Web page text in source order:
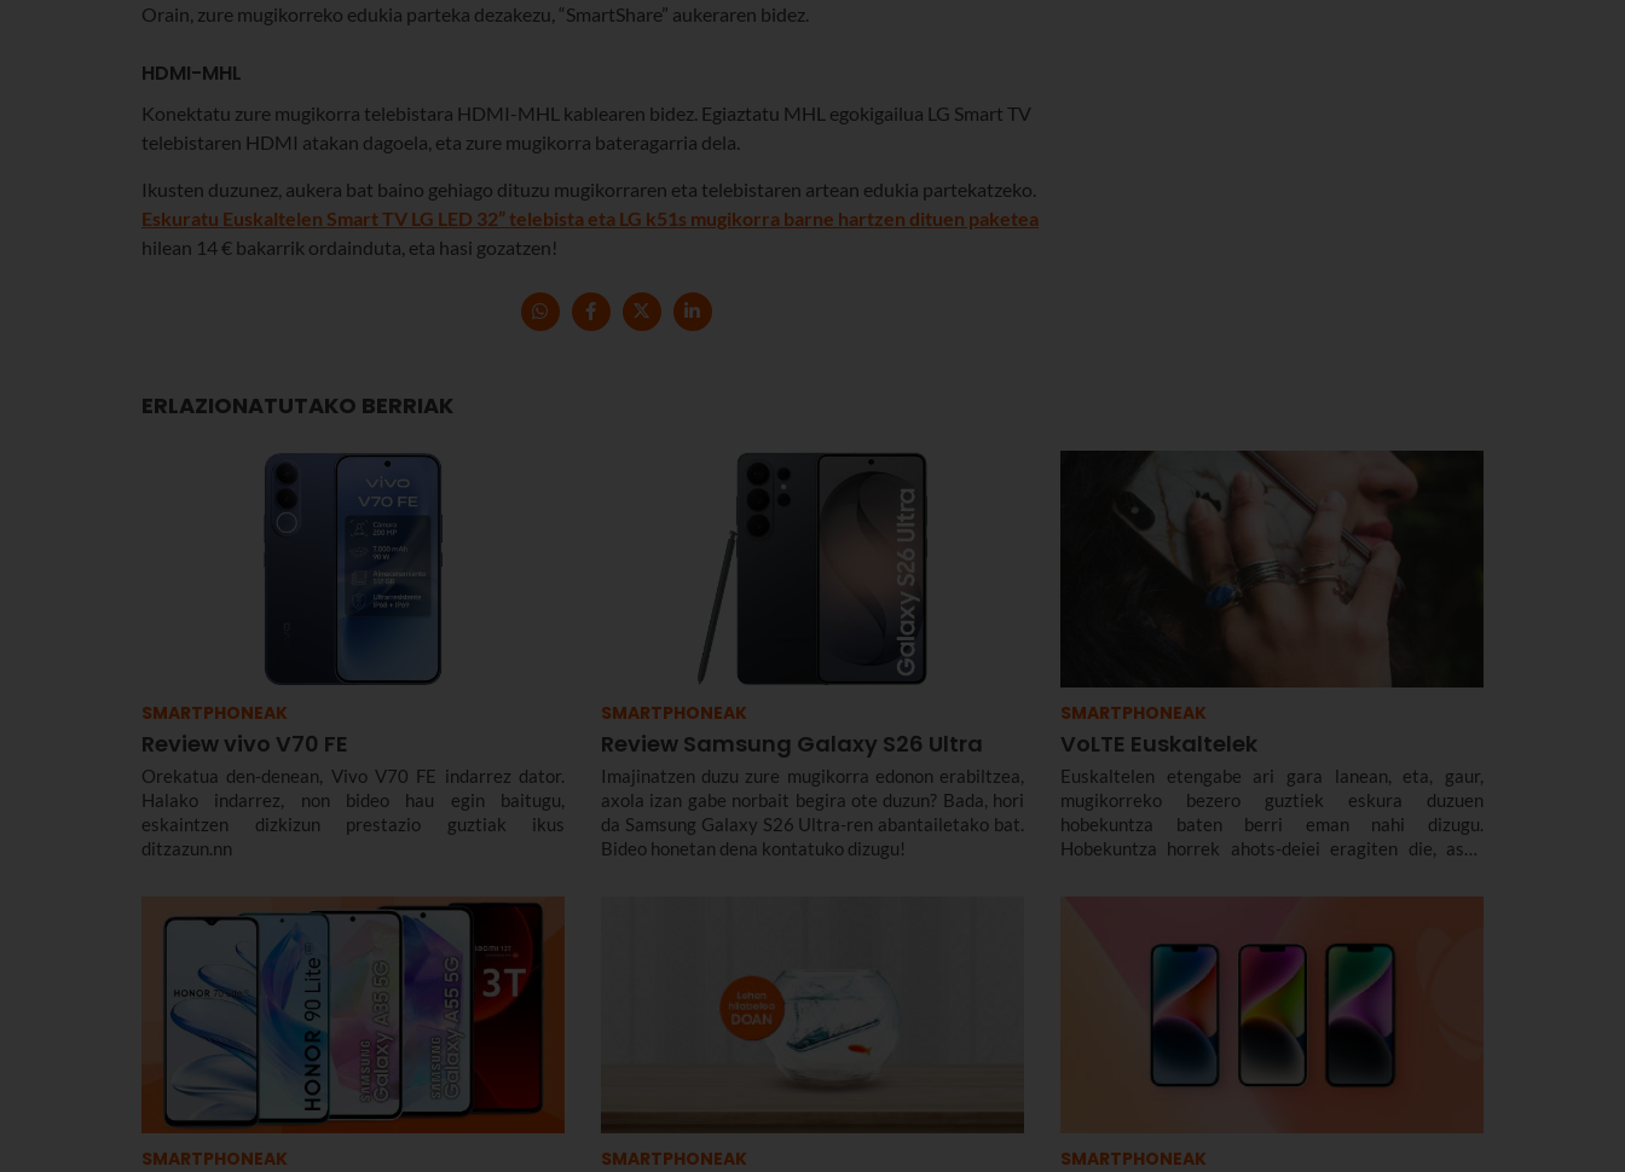
Orain, zure mugikorreko edukia parteka dezakezu, “SmartShare” aukeraren bidez.
HDMI-MHL
Konektatu zure mugikorra telebistara HDMI-MHL kablearen bidez. Egiaztatu MHL egokigailua LG Smart TV
telebistaren HDMI atakan dagoela, eta zure mugikorra bateragarria dela.
Ikusten duzunez, aukera bat baino gehiago dituzu mugikorraren eta telebistaren artean edukia partekatzeko.
Eskuratu Euskaltelen Smart TV LG LED 32” telebista eta LG k51s mugikorra barne hartzen dituen paketea
hilean 14 € bakarrik ordainduta, eta hasi gozatzen!
ERLAZIONATUTAKO BERRIAK
SMARTPHONEAK
Review vivo V70 FE
Orekatua den-denean, Vivo V70 FE indarrez dator.
Halako indarrez, non bideo hau egin baitugu,
eskaintzen dizkizun prestazio guztiak ikus
ditzazun.nn
SMARTPHONEAK
Review Samsung Galaxy S26 Ultra
Imajinatzen duzu zure mugikorra edonon erabiltzea,
axola izan gabe norbait begira ote duzun? Bada, hori
da Samsung Galaxy S26 Ultra-ren abantailetako bat.
Bideo honetan dena kontatuko dizugu!
SMARTPHONEAK
VoLTE Euskaltelek
Euskaltelen etengabe ari gara lanean, eta, gaur,
mugikorreko bezero guztiek eskura duzuen
hobekuntza baten berri eman nahi dizugu.
Hobekuntza horrek ahots-deiei eragiten die, asko
handiagoa izango dute.nnEta hori guztia VoLTEri
Eta, orain, milaka dei arazorik gabe egin ondoren,
azaldu nahi dizugu zer den eta zergatik den
onuragarria zuretzat.
SMARTPHONEAK SMARTPHONEAK SMARTPHONEAK